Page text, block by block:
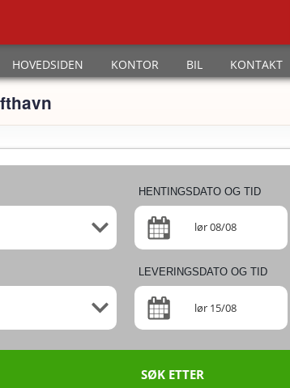
HOVEDSIDEN KONTOR BIL KONTAKT
HENTINGSDATO OG TID
lør 08/08
LEVERINGSDATO OG TID
lør 15/08
SØK ETTER